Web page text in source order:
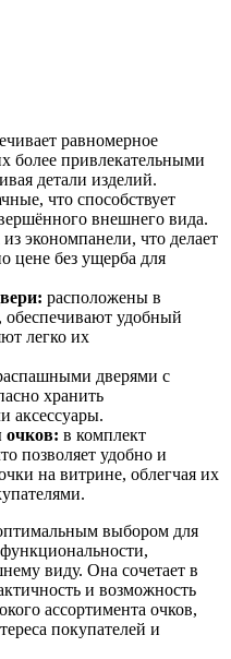
равномерное
более привлекательными
детали изделий.
что способствует
внешнего вида.
экономпанели, что делает
цене без ущерба для
расположены в
обеспечивают удобный
легко их
дверями с
хранить
аксессуары.
очков: в комплект
позволяет удобно и
на витрине, облегчая их
выбором для
виду. Она сочетает в
и возможность
ассортимента очков,
покупателей и